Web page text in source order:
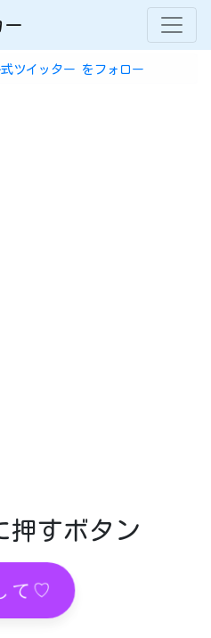
ー
ツイッター をフォロー
押すボタン
て♡